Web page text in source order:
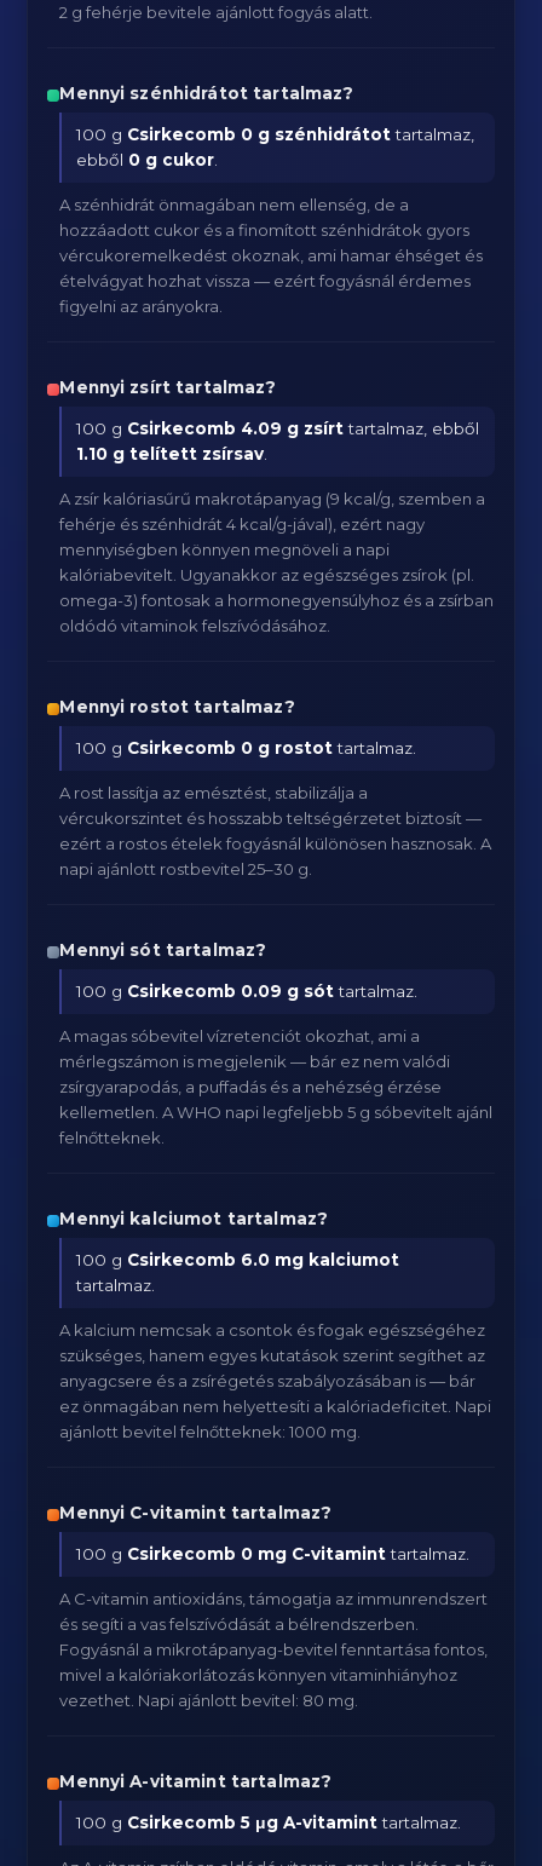
2 g fehérje bevitele ajánlott fogyás alatt.
Mennyi szénhidrátot tartalmaz?
100 g Csirkecomb 0 g szénhidrátottartalmaz,
ebből 0 g cukor
A szénhidrát önmagában nem ellenség, de a
hozzáadott cukor és a finomított szénhidrátok gyors
vércukoremelkedést okoznak, ami hamar éhséget és
ételvágyat hozhat vissza — ezért fogyásnál érdemes
figyelni az arányokra.
Mennyi zsírt tartalmaz?
100 g Csirkecomb 4.09 g zsírttartalmaz, ebből
1.10 g telített zsírsav
A zsír kalóriasűrű makrotápanyag (9 kcal/g, szemben a
fehérje és szénhidrát 4 kcal/g-jával), ezért nagy
mennyiségben könnyen megnöveli a napi
kalóriabevitelt. Ugyanakkor az egészséges zsírok (pl.
omega-3) fontosak a hormonegyensúlyhoz és a zsírban
oldódó vitaminok felszívódásához.
Mennyi rostot tartalmaz?
100 g Csirkecomb 0 g rostottartalmaz.
A rost lassítja az emésztést, stabilizálja a
vércukorszintet és hosszabb teltségérzetet biztosít —
ezért a rostos ételek fogyásnál különösen hasznosak. A
napi ajánlott rostbevitel 25–30 g.
Mennyi sót tartalmaz?
100 g Csirkecomb 0.09 g sóttartalmaz.
A magas sóbevitel vízretenciót okozhat, ami a
mérlegszámon is megjelenik — bár ez nem valódi
zsírgyarapodás, a puffadás és a nehézség érzése
kellemetlen. A WHO napi legfeljebb 5 g sóbevitelt ajánl
felnőtteknek.
Mennyi kalciumot tartalmaz?
100 g Csirkecomb 6.0 mg kalciumot
tartalmaz.
A kalcium nemcsak a csontok és fogak egészségéhez
szükséges, hanem egyes kutatások szerint segíthet az
anyagcsere és a zsírégetés szabályozásában is — bár
ez önmagában nem helyettesíti a kalóriadeficitet. Napi
ajánlott bevitel felnőtteknek: 1000 mg.
Mennyi C-vitamint tartalmaz?
100 g Csirkecomb 0 mg C-vitaminttartalmaz.
A C-vitamin antioxidáns, támogatja az immunrendszert
és segíti a vas felszívódását a bélrendszerben.
Fogyásnál a mikrotápanyag-bevitel fenntartása fontos,
mivel a kalóriakorlátozás könnyen vitaminhiányhoz
vezethet. Napi ajánlott bevitel: 80 mg.
Mennyi A-vitamint tartalmaz?
100 g Csirkecomb 5 μg A-vitaminttartalmaz.